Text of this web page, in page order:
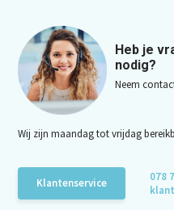
Heb je
nodig?
Neem
Wij zijn maandag tot vrijdag
Klantenservice
078